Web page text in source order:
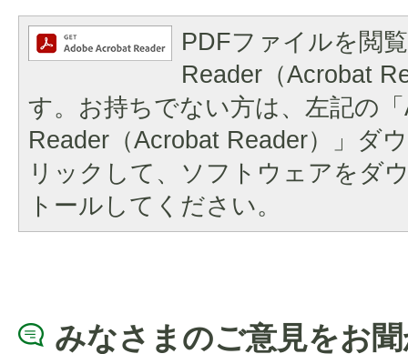
PDFファイルを閲
Reader（Acrobat
す。お持ちでない方は、左記の
Reader（Acrobat Reader）」ダ
リックして、ソフトウェアをダ
トールしてください。
みなさまのご意見をお